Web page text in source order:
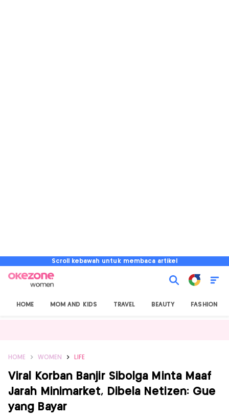
Scroll kebawah untuk membaca artikel
HOME MOM AND KIDS TRAVEL BEAUTY FASHION
HOME WOMEN LIFE
Viral Korban Banjir Sibolga Minta Maaf
Jarah Minimarket, Dibela Netizen: Gue
yang Bayar